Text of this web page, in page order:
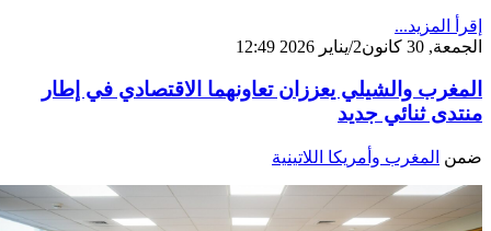
إقرأ المزيد...
الجمعة, 30 كانون2/يناير 2026 12:49
المغرب والشيلي يعززان تعاونهما الاقتصادي في إطار
منتدى ثنائي جديد
ضمن المغرب وأمريكا اللاتينية